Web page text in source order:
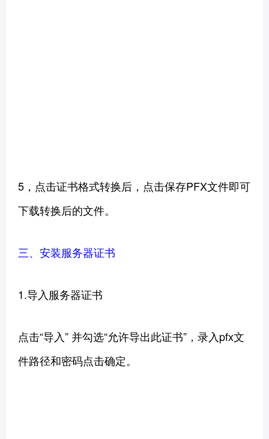
5，点击证书格式转换后，点击保存PFX文件即可
下载转换后的文件。
三、安装服务器证书
1.导入服务器证书
点击“导入” 并勾选“允许导出此证书”，录入pfx文
件路径和密码点击确定。